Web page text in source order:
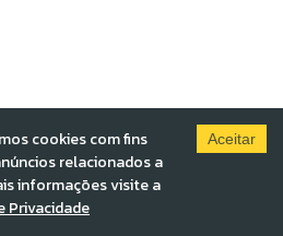
cookies com fins
relacionados a
informações visite a
Privacidade
Aceitar